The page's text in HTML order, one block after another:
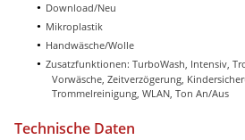
Download/Neu
Mikroplastik
Handwäsche/Wolle
Zusatzfunktionen: TurboWash, Intensiv,
Vorwäsche, Zeitverzögerung,
Trommelreinigung, WLAN, Ton An/Aus
Technische Daten